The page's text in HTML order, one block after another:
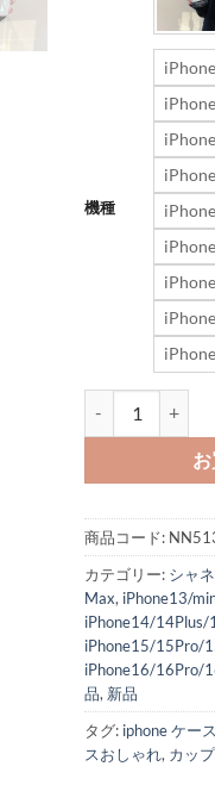
機種
商品コード:
カテゴリー: シャ
Max, iPhone13/
iPhone14/
iPhone15/15Pro/
iPhone16/16Pro/
品, 新品
タグ: iphone ケー
スおしゃれ, カッ